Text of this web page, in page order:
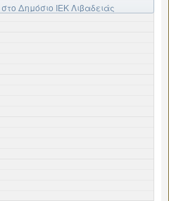
Δημόσιο ΙΕΚ Λιβαδειάς